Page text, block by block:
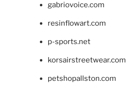
gabriovoice.com
resinflowart.com
p-sports.net
korsairstreetwear.com
petshopallston.com